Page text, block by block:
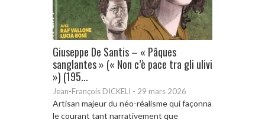
Giuseppe De Santis – « Pâques
sanglantes » (« Non c’è pace tra gli ulivi
») (195...
Jean-François DICKELI - 29 mars 2026
Artisan majeur du néo-réalisme qui façonna
le courant tant narrativement que